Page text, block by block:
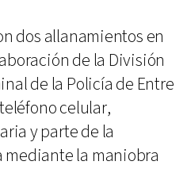
dos allanamientos en
de la División
de la Policía de Entre
celular,
y parte de la
la maniobra